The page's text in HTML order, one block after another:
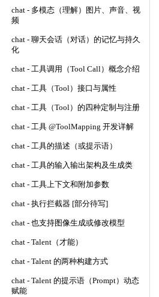
chat - 多模态（理解）图片、声音、视
频
chat - 聊天会话（对话）的记忆与持久
化
chat - 工具调用（Tool Call）概念介绍
chat - 工具（Tool）接口与属性
chat - 工具（Tool）的四种定制与注册
chat - 工具 @ToolMapping 开发详解
chat - 工具的描述（或提示语）
chat - 工具的输入输出架构及生成类
chat - 工具上下文和附加参数
chat - 执行拦截器 [部分待写]
chat - 也支持图像生成或修改模型
chat - Talent（才能）
chat - Talent 的两种构建方式
chat - Talent 的提示语（Prompt）动态
赋能